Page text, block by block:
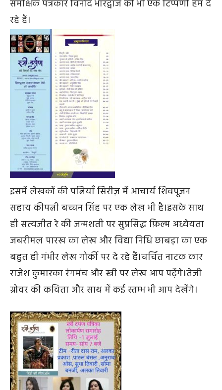
समीक्षक पत्रकार विनोद भारद्वाज की भी एक टिप्पणी हम दे
रहे हैं।
इसमें लेखकों की पत्नियाँ सिरीज़ में आचार्य शिवपूजन
सहाय कीपत्नी बच्चन सिंह पर एक लेख भी है।इसके साथ
ही सत्यजीत रे की जन्मशती पर सुप्रसिद्ध फ़िल्म अध्येयता
जबरीमल पारख का लेख और विद्या निधि छाबड़ा का एक
बहुत ही गंभीर लेख गोर्की पर दे रहे हैं।चर्चित नाटक कार
राजेश कुमारका रंगमंच और स्त्री पर लेख आप पढ़ेंगे।तेजी
ग्रोवर की कविता और साथ में कई स्तम्भ भी आप देखेंगे।